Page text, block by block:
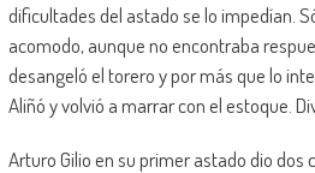
dificultades del astado se lo impedían.
acomodo, aunque no encontraba
desangeló el torero y por más que lo
Aliñó y volvió a marrar con el estoque.
Arturo Gilio en su primer astado dio dos